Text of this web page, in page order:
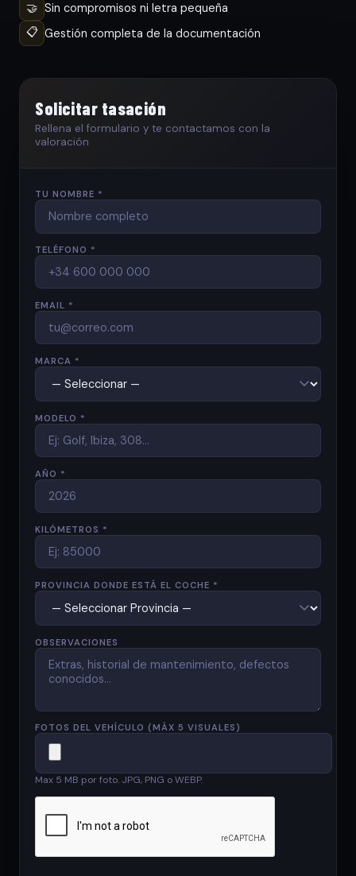
🤝 Sin compromisos ni letra pequeña
📋 Gestión completa de la documentación
Solicitar tasación
Rellena el formulario y te contactamos con la
valoración
TU NOMBRE *
TELÉFONO *
EMAIL *
MARCA *
MODELO *
AÑO *
KILÓMETROS *
PROVINCIA DONDE ESTÁ EL COCHE *
OBSERVACIONES
FOTOS DEL VEHÍCULO (MÁX 5 VISUALES)
Max 5 MB por foto. JPG, PNG o WEBP.